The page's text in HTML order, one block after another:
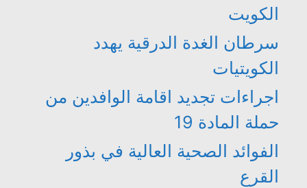
الكويت
سرطان الغدة الدرقية يهدد
الكويتيات
اجراءات تجديد اقامة الوافدين من
حملة المادة 19
الفوائد الصحية العالية في بذور
القرع